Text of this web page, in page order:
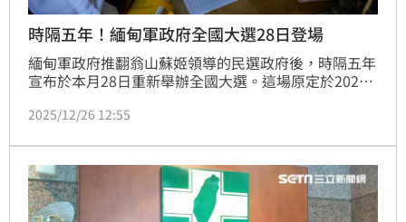
時隔五年！緬甸軍政府全國大選28日登場
緬甸軍政府推翻翁山蘇姬領導的民選政府後，時隔五年
宣布於本月28日重新舉辦全國大選。這場原定於2023
登場，但其正當性卻備受質疑。此次參與選舉的政黨，
織直指，這場選舉是在暴力與壓迫氛圍中進行，恐淪為
軍政府延續權力的工具。隨著反對聲浪升高、逮捕行動
持續，緬甸是否真能藉由選舉走向政治穩定，仍充滿變
數。
2025/12/26 12:55